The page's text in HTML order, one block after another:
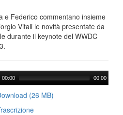
e Federico commentano insieme
Vitali le novità presentate da
durante il keynote del WWDC
00:00 00:00
(26 MB)